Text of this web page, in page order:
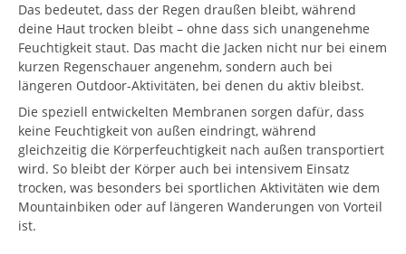
Das bedeutet, dass der Regen draußen bleibt, während
deine Haut trocken bleibt – ohne dass sich unangenehme
Feuchtigkeit staut. Das macht die Jacken nicht nur bei einem
kurzen Regenschauer angenehm, sondern auch bei
längeren Outdoor-Aktivitäten, bei denen du aktiv bleibst.
Die speziell entwickelten Membranen sorgen dafür, dass
keine Feuchtigkeit von außen eindringt, während
gleichzeitig die Körperfeuchtigkeit nach außen transportiert
wird. So bleibt der Körper auch bei intensivem Einsatz
trocken, was besonders bei sportlichen Aktivitäten wie dem
Mountainbiken oder auf längeren Wanderungen von Vorteil
ist.